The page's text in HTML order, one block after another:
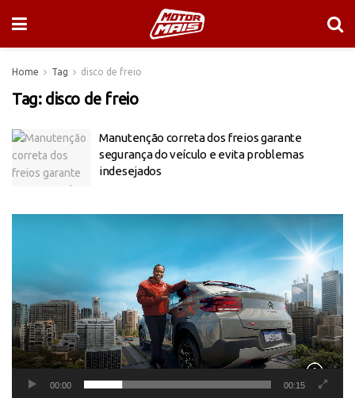
Home Tag disco de freio
Tag: disco de freio
Manutenção correta dos freios garante
segurança do veículo e evita problemas
indesejados
00:00 00:15